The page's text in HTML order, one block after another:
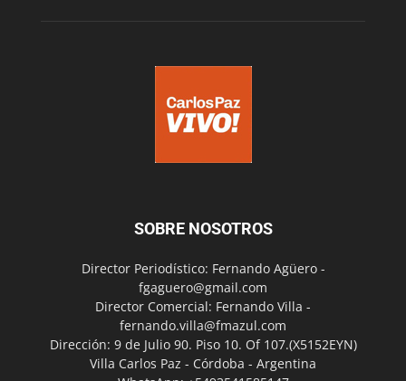
SOBRE NOSOTROS
Director Periodístico: Fernando Agüero -
fgaguero@gmail.com
Director Comercial: Fernando Villa -
fernando.villa@fmazul.com
Dirección: 9 de Julio 90. Piso 10. Of 107.(X5152EYN)
Villa Carlos Paz - Córdoba - Argentina